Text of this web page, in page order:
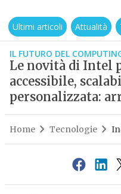
Ultimi articoli Attualità
IL FUTURO DEL
Le novità di Intel
accessibile,
personalizzata:
Home Tecnologie